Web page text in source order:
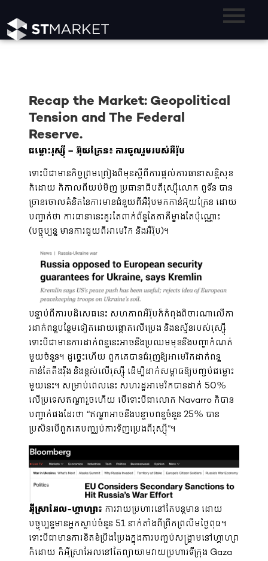
Recap the Market: Geopolitical
Tension and The Federal
Reserve.
ជម្លោះរុស្ស៊ី – អ៊ុយក្រែន៖ ការចូលរួមរបស់អឺរ៉ុប
ទោះបីជាមានកិច្ចព្រមព្រៀងពីមុនស្តីពីការផ្តល់ការធានាសន្តិសុខ
ក៏ដោយ ក៏កាលពីយប់មិញ ប្រធានាធិបតីរុស្ស៊ីលោក ពូទីន បាន
ច្រានចោលគំនិតនៃការមានជំនួយពីអឺរ៉ុបមកកាន់អ៊ុយក្រែន ដោយ
បញ្ជាក់ថា ការធានានេះគួរតែពាក់ព័ន្ធតែភាគីម្ខាងតែប៉ុណ្ណោះ
(បច្ចុប្បន្ន មានការជួយពីអាមេរិក និងអឺរ៉ុប)។
បន្ទាប់ពីការបដិសេធនេះ សហភាពអឺរ៉ុបក៏កំពុងពិចារណាលើកា
រដាក់ពន្ធបន្ថែមទៀតដោយផ្តោតលើប្រេង និងឧស្ម័នរបស់រុស្ស៊ី
ទោះបីជាមានការដាក់ពន្ធនេះអាចនឹងប្រឈមមុខនឹងបញ្ហាកំណត់
មួយចំនួន។ ដូច្នេះហើយ ពួកគេ​បាន​ជំរុញ​ឱ្យ​អាមេរិក​ដាក់​ពន្ធ​
កាន់តែ​តឹងរ៉ឹង និង​ខ្ពស់​លើ​រុស្ស៊ី ដើម្បី​ដាក់​សម្ពាធ​ឱ្យ​បញ្ចប់​ជម្លោះ
មួយនេះ។ សម្រាប់ពេលនេះ សហរដ្ឋអាមេរិកបានដាក់ 50%
លើប្រទេសឥណ្ឌារួចហើយ បើទោះបីជាលោក Navarro ក៏បាន
បញ្ជាក់ផងដែរថា “ឥណ្ឌាអាចនឹងបន្ទាបពន្ធចំនួន 25% បាន
ប្រសិនបើពួកគេបញ្ឈប់ការទិញប្រេងពីរុស្ស៊ី”។
អុីស្រាអែល-ហ្គាហ្សា៖ ការវាយប្រហារនៅតែបន្តមាន​ ដោយ
បច្ចុប្បន្នមានអ្នកស្លាប់ចំនួន 51 នាក់តាំងពីព្រឹកព្រលឹមថ្ងៃពុធ។
ទោះបីជាមានការខិតខំប្រឹងប្រែងក្នុងការបញ្ចប់សង្គ្រាមនៅហ្គាហ្សា
ក៏ដោយ ក៏អុីស្រាអែលនៅតែព្យាយាមវាយប្រហារទីក្រុង Gaza